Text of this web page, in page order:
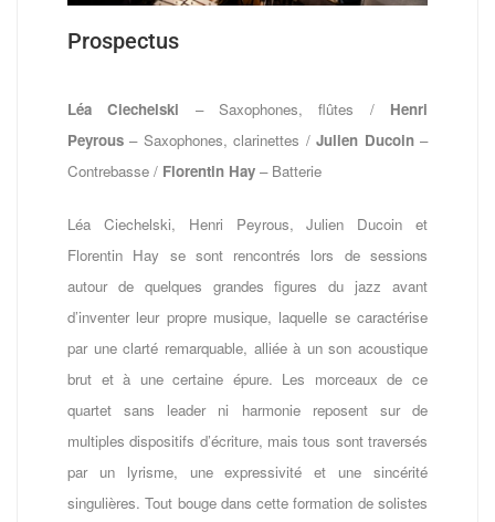
Prospectus
Léa Ciechelski – Saxophones, flûtes / Henri
Peyrous – Saxophones, clarinettes /Julien Ducoin–
Contrebasse / Florentin Hay – Batterie
Léa Ciechelski, Henri Peyrous, Julien Ducoin et
Florentin Hay se sont rencontrés lors de sessions
autour de quelques grandes figures du jazz avant
d’inventer leur propre musique, laquelle se caractérise
par une clarté remarquable, alliée à un son acoustique
brut et à une certaine épure. Les morceaux de ce
quartet sans leader ni harmonie reposent sur de
multiples dispositifs d’écriture, mais tous sont traversés
par un lyrisme, une expressivité et une sincérité
singulières. Tout bouge dans cette formation de solistes